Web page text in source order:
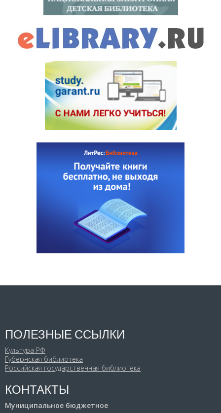
ПОЛЕЗНЫЕ ССЫЛКИ
Культура РФ
Губернская библиотека
Российская государственная библиотека
КОНТАКТЫ
Муниципальное бюджетное